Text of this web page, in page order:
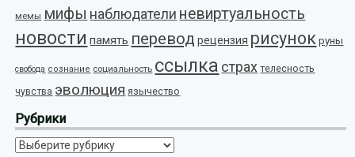
мемы мифы наблюдатели невиртуальность
новости память перевод рецензия рисунок руны
свобода сознание социальность ссылка страх телесность
чувства эволюция язычество
Рубрики
Рубрики